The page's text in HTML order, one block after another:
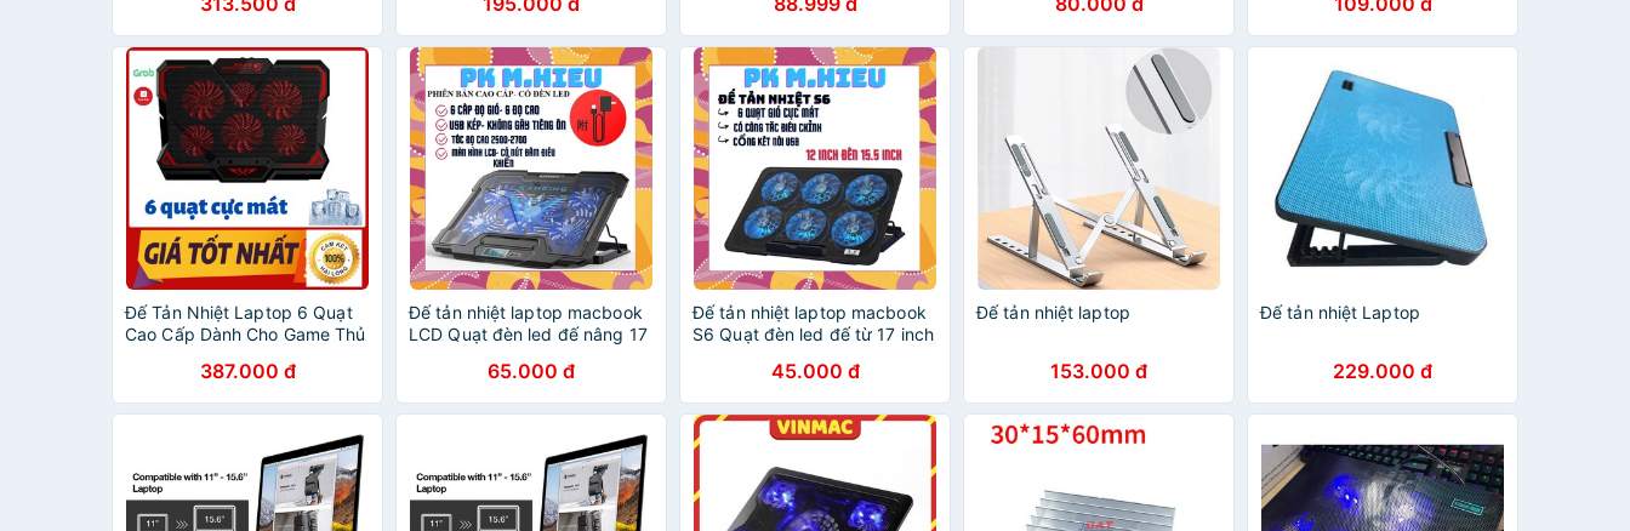
inch để bàn tùy chỉnh 6 cấp
độ cao
Đế Tản Nhiệt Laptop 6 Quạt
Cao Cấp Dành Cho Game Thủ
387.000 đ
Đế tản nhiệt laptop macbook
LCD Quạt đèn led đế nâng 17
65.000 đ
Đế tản nhiệt laptop macbook
S6 Quạt đèn led đế từ 17 inch
45.000 đ
Đế tản nhiệt laptop
153.000 đ
Đế tản nhiệt Laptop
229.000 đ